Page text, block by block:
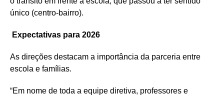
único (centro-bairro).
Expectativas para 2026
As direções destacam a importância da parceria entre
escola e famílias.
“Em nome de toda a equipe diretiva, professores e